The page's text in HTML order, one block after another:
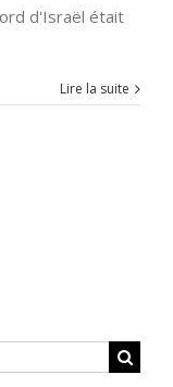
d'Israël était
Lire la suite